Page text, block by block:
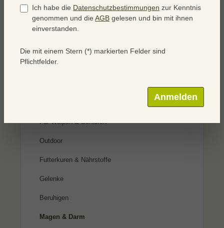
Magen & Darm
Für Hunde
Für Welpen & Senioren
Outdoor
Futterkuren & Nährstoffe
Gelenke
Beruhigen
Magen & Darm
Ich habe die Datenschutzbestimmungen zur Kenntnis
genommen und die AGB gelesen und bin mit ihnen
einverstanden.
Die mit einem Stern (*) markierten Felder sind
Pflichtfelder.
Anmelden